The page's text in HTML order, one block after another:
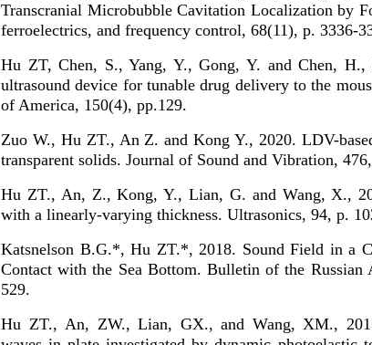
Transcranial Microbubble Cavitation Localization by
ferroelectrics, and frequency control, 68(11), p. 3336-
Hu ZT, Chen, S., Yang, Y., Gong, Y. and Chen, H.,
ultrasound device for tunable drug delivery to the
of America, 150(4), pp.129.
Zuo W., Hu ZT., An Z. and Kong Y., 2020. LDV-
transparent solids. Journal of Sound and Vibration,
Hu ZT., An, Z., Kong, Y., Lian, G. and Wang, X.,
with a linearly-varying thickness. Ultrasonics, 94, p.
Katsnelson B.G.*, Hu ZT.*, 2018. Sound Field in a
Contact with the Sea Bottom. Bulletin of the Russian
529.
Hu ZT., An, ZW., Lian, GX., and Wang, XM.,